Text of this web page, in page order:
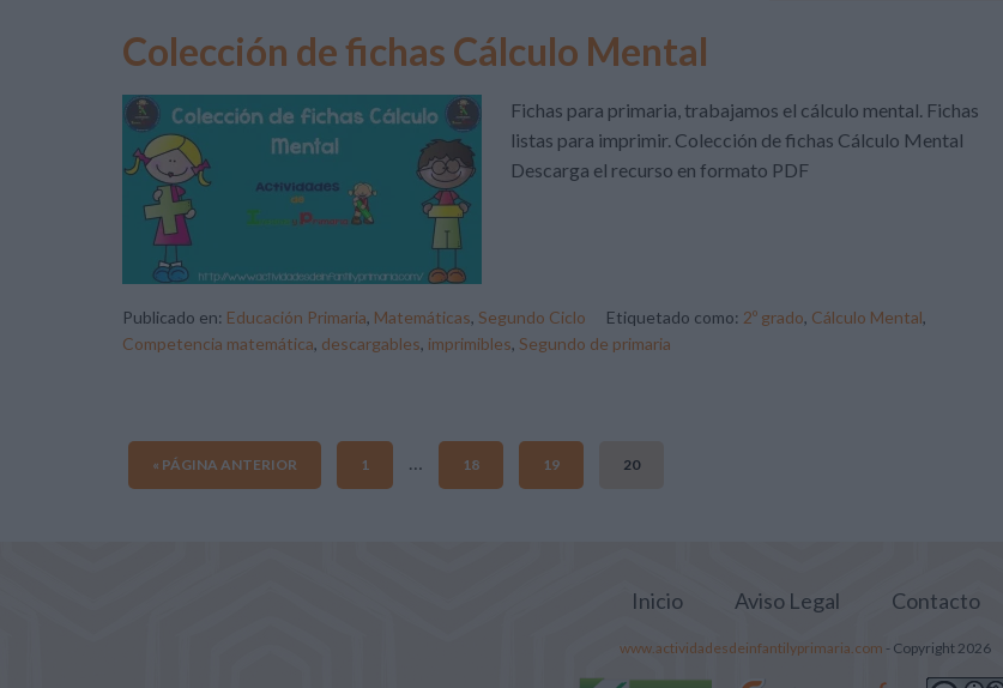
Colección de fichas Cálculo Mental
Fichas para primaria, trabajamos el cálculo mental. Fichas
listas para imprimir. Colección de fichas Cálculo Mental
Descarga el recurso en formato PDF
Publicado en: Educación Primaria, Matemáticas, Segundo Ciclo Etiquetado como: 2º grado, Cálculo Mental,
Competencia matemática, descargables, imprimibles, Segundo de primaria
« PÁGINA ANTERIOR 1 … 18 19 20
Inicio Aviso Legal Contacto
www.actividadesdeinfantilyprimaria.com - Copyright 2026